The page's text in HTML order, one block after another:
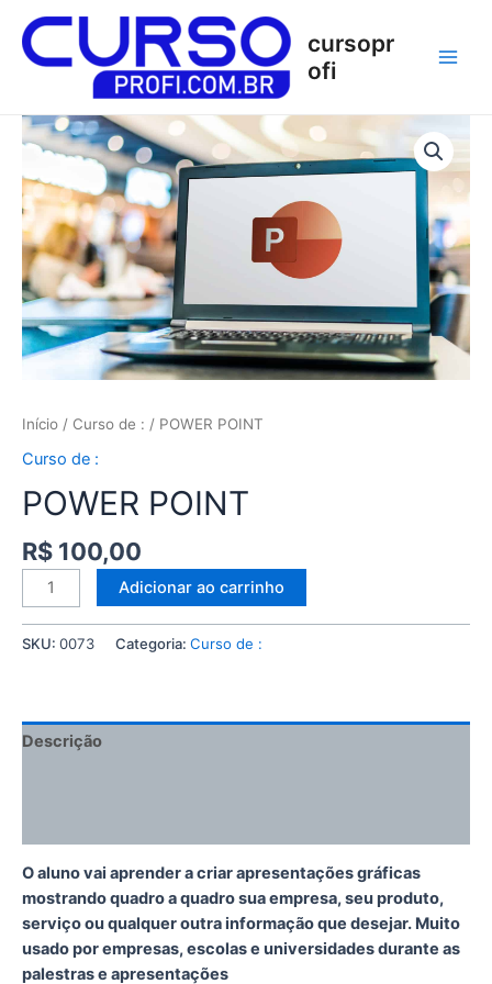
para
cursopr
ofi
Início / Curso de : / POWER POINT
Curso de :
POWER POINT
R$ 100,00
POWER
POINT
quantidade
Adicionar ao carrinho
SKU: 0073 Categoria: Curso de :
Descrição
O aluno vai aprender a criar apresentações gráficas
mostrando quadro a quadro sua empresa, seu produto,
serviço ou qualquer outra informação que desejar. Muito
usado por empresas, escolas e universidades durante as
palestras e apresentações